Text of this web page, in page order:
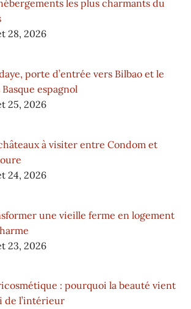
les plus charmants du
28, 2026
porte d’entrée vers Bilbao et le
Basque espagnol
25, 2026
à visiter entre Condom et
24, 2026
une vieille ferme en logement
23, 2026
: pourquoi la beauté vient
de l’intérieur